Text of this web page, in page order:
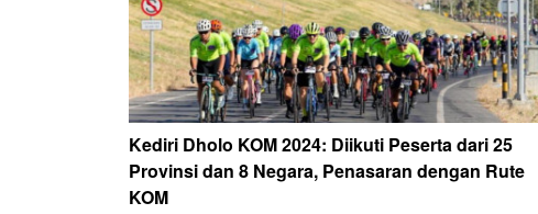
Kediri Dholo KOM 2024: Diikuti Peserta dari 25
Provinsi dan 8 Negara, Penasaran dengan Rute
KOM